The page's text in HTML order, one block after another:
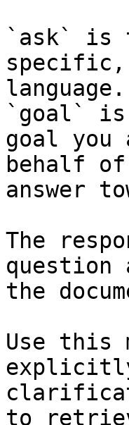
`ask` is
language.
`goal` is
goal
behalf
answer
The
question
the
Use this